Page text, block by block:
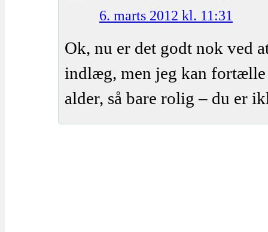
6. marts 2012 kl. 11:31
Ok, nu er det godt nok ved
indlæg, men jeg kan
alder, så bare rolig – du er